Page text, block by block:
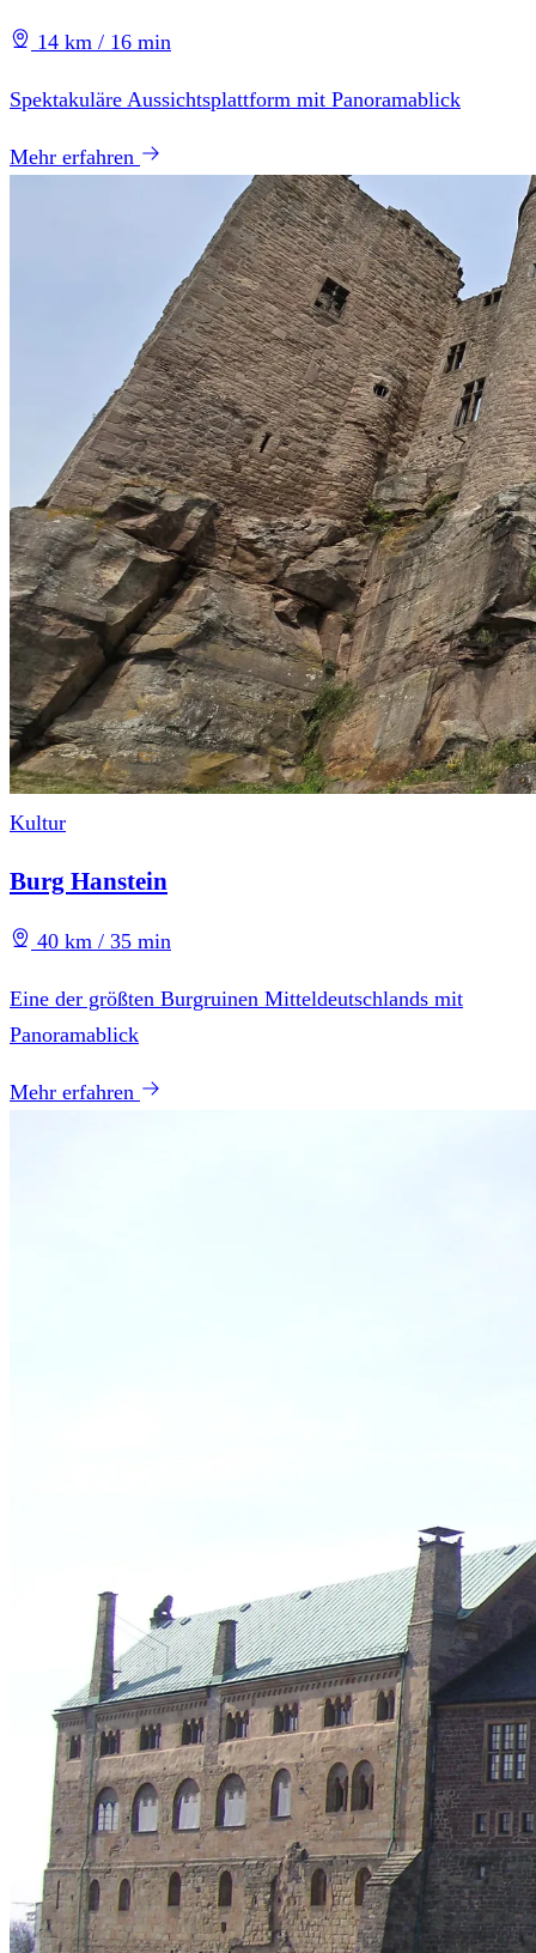
14 km / 16 min
Spektakuläre Aussichtsplattform mit Panoramablick
Mehr erfahren
Kultur
Burg Hanstein
40 km / 35 min
Eine der größten Burgruinen Mitteldeutschlands mit
Panoramablick
Mehr erfahren